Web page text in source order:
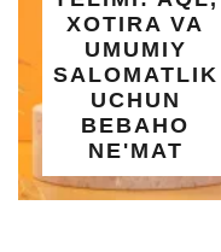
VA
UMUMIY
UCHUN
BEBAHO
NE'MAT